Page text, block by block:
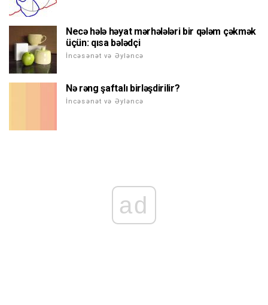
Necə hələ həyat mərhələləri bir qələm çəkmək
üçün: qısa bələdçi
İncəsənət və Əyləncə
Nə rəng şaftalı birləşdirilir?
İncəsənət və Əyləncə
ad